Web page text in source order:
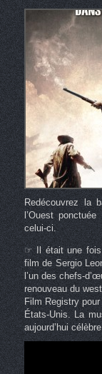
Redécouvrez la
l’Ouest
celui-ci.
☞ Il était une fois
film de Sergio
l’un des chefs-
renouveau du
Film Registry
États-Unis. La
aujourd’hui